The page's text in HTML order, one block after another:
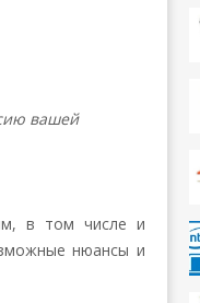
вашей
в том числе и
нюансы и